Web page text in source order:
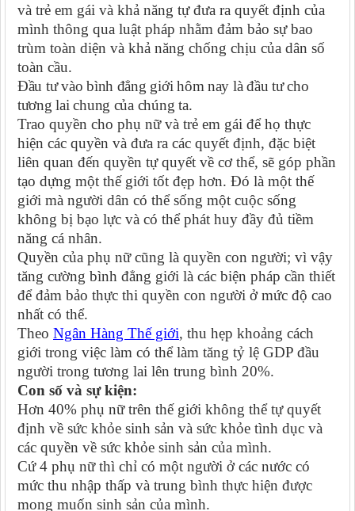
và trẻ em gái và khả năng tự đưa ra quyết định của
mình thông qua luật pháp nhằm đảm bảo sự bao
trùm toàn diện và khả năng chống chịu của dân số
toàn cầu.
Đầu tư vào bình đẳng giới hôm nay là đầu tư cho
tương lai chung của chúng ta.
Trao quyền cho phụ nữ và trẻ em gái để họ thực
hiện các quyền và đưa ra các quyết định, đặc biệt
liên quan đến quyền tự quyết về cơ thể, sẽ góp phần
tạo dựng một thế giới tốt đẹp hơn. Đó là một thế
giới mà người dân có thể sống một cuộc sống
không bị bạo lực và có thể phát huy đầy đủ tiềm
năng cá nhân.
Quyền của phụ nữ cũng là quyền con người; vì vậy
tăng cường bình đẳng giới là các biện pháp cần thiết
để đảm bảo thực thi quyền con người ở mức độ cao
nhất có thể.
Theo Ngân Hàng Thế giới, thu hẹp khoảng cách
giới trong việc làm có thể làm tăng tỷ lệ GDP đầu
người trong tương lai lên trung bình 20%.
Con số và sự kiện:
Hơn 40% phụ nữ trên thế giới không thể tự quyết
định về sức khỏe sinh sản và sức khỏe tình dục và
các quyền về sức khỏe sinh sản của mình.
Cứ 4 phụ nữ thì chỉ có một người ở các nước có
mức thu nhập thấp và trung bình thực hiện được
mong muốn sinh sản của mình.